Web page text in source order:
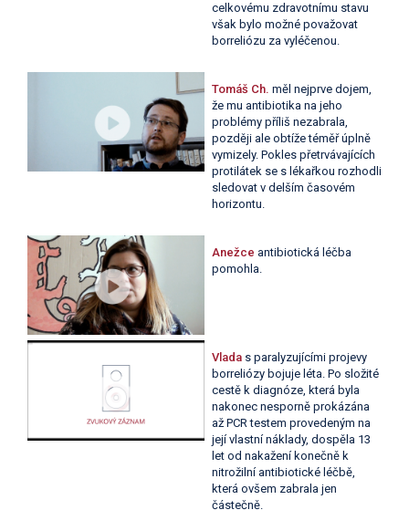
celkovému zdravotnímu stavu
však bylo možné považovat
borreliózu za vyléčenou.
Tomáš Ch. měl nejprve dojem,
že mu antibiotika na jeho
problémy příliš nezabrala,
později ale obtíže téměř úplně
vymizely. Pokles přetrvávajících
protilátek se s lékařkou rozhodli
sledovat v delším časovém
horizontu.
Anežce antibiotická léčba
pomohla.
Vlada s paralyzujícími projevy
borreliózy bojuje léta. Po složité
cestě k diagnóze, která byla
nakonec nesporně prokázána
až PCR testem provedeným na
její vlastní náklady, dospěla 13
let od nakažení konečně k
nitrožilní antibiotické léčbě,
která ovšem zabrala jen
částečně.